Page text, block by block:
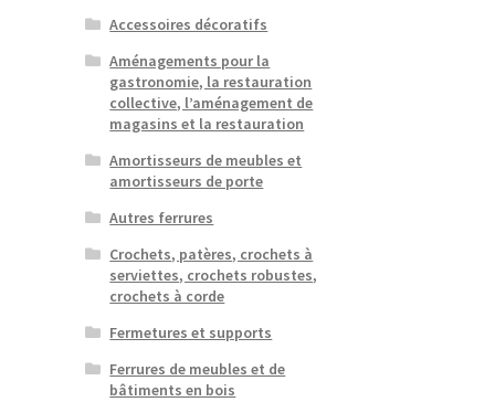
Accessoires décoratifs
Aménagements pour la
gastronomie, la restauration
collective, l’aménagement de
magasins et la restauration
Amortisseurs de meubles et
amortisseurs de porte
Autres ferrures
Crochets, patères, crochets à
serviettes, crochets robustes,
crochets à corde
Fermetures et supports
Ferrures de meubles et de
bâtiments en bois